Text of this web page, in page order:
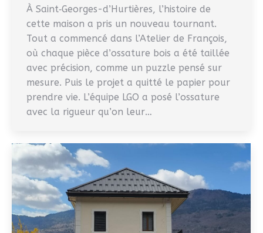
À Saint‑Georges-d’Hurtières, l’histoire de
cette maison a pris un nouveau tournant.
Tout a commencé dans l’Atelier de François,
où chaque pièce d’ossature bois a été taillée
avec précision, comme un puzzle pensé sur
mesure. Puis le projet a quitté le papier pour
prendre vie. L’équipe LGO a posé l’ossature
avec la rigueur qu’on leur…